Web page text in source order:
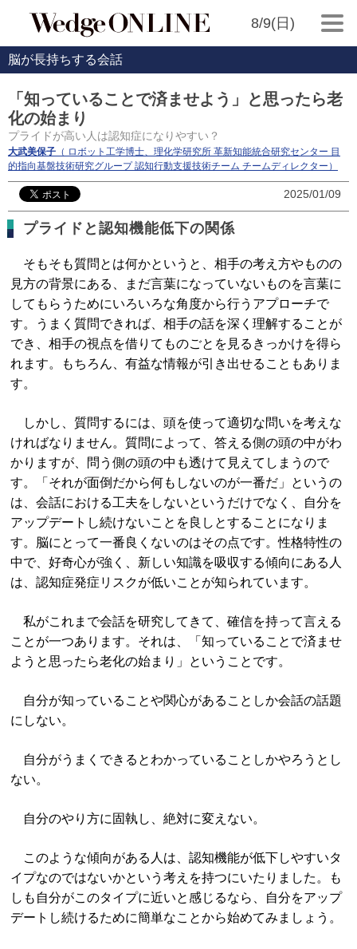
8/9(日)
脳が長持ちする会話
「知っていることで済ませよう」と思ったら老
化の始まり
プライドが高い人は認知症になりやすい？
大武美保子 （ ロボット工学博士、理化学研究所 革新知能統合研究センター 目
的指向基盤技術研究グループ 認知行動支援技術チーム チームディレクター）
2025/01/09
プライドと認知機能低下の関係
そもそも質問とは何かというと、相手の考え方やものの
見方の背景にある、まだ言葉になっていないものを言葉に
してもらうためにいろいろな角度から行うアプローチで
す。うまく質問できれば、相手の話を深く理解することが
でき、相手の視点を借りてものごとを見るきっかけを得ら
れます。もちろん、有益な情報が引き出せることもありま
す。
しかし、質問するには、頭を使って適切な問いを考えな
ければなりません。質問によって、答える側の頭の中がわ
かりますが、問う側の頭の中も透けて見えてしまうので
す。「それが面倒だから何もしないのが一番だ」というの
は、会話における工夫をしないというだけでなく、自分を
アップデートし続けないことを良しとすることになりま
す。脳にとって一番良くないのはその点です。性格特性の
中で、好奇心が強く、新しい知識を吸収する傾向にある人
は、認知症発症リスクが低いことが知られています。
私がこれまで会話を研究してきて、確信を持って言える
ことが一つあります。それは、「知っていることで済ませ
ようと思ったら老化の始まり」ということです。
自分が知っていることや関心があることしか会話の話題
にしない。
自分がうまくできるとわかっていることしかやろうとし
ない。
自分のやり方に固執し、絶対に変えない。
このような傾向がある人は、認知機能が低下しやすいタ
イプなのではないかという考えを持つにいたりました。も
しも自分がこのタイプに近いと感じるなら、自分をアップ
デートし続けるために簡単なことから始めてみましょう。